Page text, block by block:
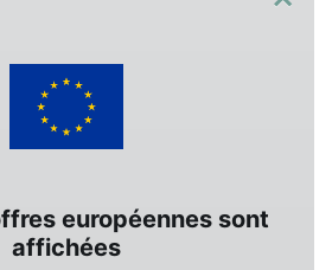
européennes sont
affichées